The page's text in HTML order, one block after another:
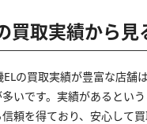
買取実績から見
の買取実績が豊富な店舗
いです。実績があるとい
頼を得ており、安心して